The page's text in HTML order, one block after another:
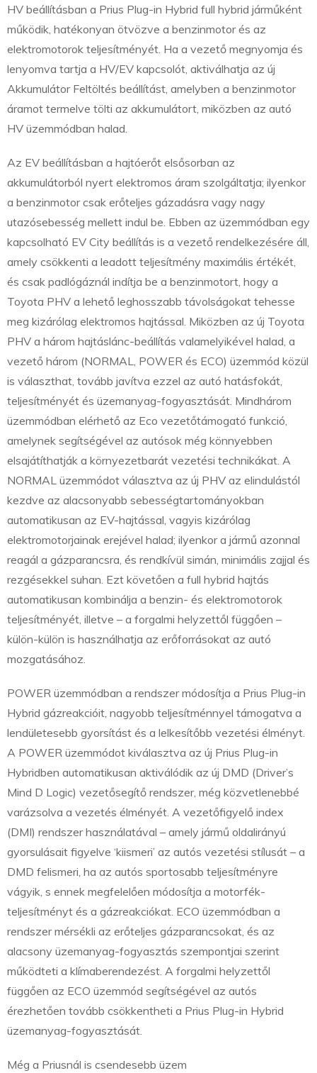
HV beállításban a Prius Plug-in Hybrid full hybrid járműként
működik, hatékonyan ötvözve a benzinmotor és az
elektromotorok teljesítményét. Ha a vezető megnyomja és
lenyomva tartja a HV/EV kapcsolót, aktiválhatja az új
Akkumulátor Feltöltés beállítást, amelyben a benzinmotor
áramot termelve tölti az akkumulátort, miközben az autó
HV üzemmódban halad.
Az EV beállításban a hajtóerőt elsősorban az
akkumulátorból nyert elektromos áram szolgáltatja; ilyenkor
a benzinmotor csak erőteljes gázadásra vagy nagy
utazósebesség mellett indul be. Ebben az üzemmódban egy
kapcsolható EV City beállítás is a vezető rendelkezésére áll,
amely csökkenti a leadott teljesítmény maximális értékét,
és csak padlógáznál indítja be a benzinmotort, hogy a
Toyota PHV a lehető leghosszabb távolságokat tehesse
meg kizárólag elektromos hajtással. Miközben az új Toyota
PHV a három hajtáslánc-beállítás valamelyikével halad, a
vezető három (NORMAL, POWER és ECO) üzemmód közül
is választhat, tovább javítva ezzel az autó hatásfokát,
teljesítményét és üzemanyag-fogyasztását. Mindhárom
üzemmódban elérhető az Eco vezetőtámogató funkció,
amelynek segítségével az autósok még könnyebben
elsajátíthatják a környezetbarát vezetési technikákat. A
NORMAL üzemmódot választva az új PHV az elindulástól
kezdve az alacsonyabb sebességtartományokban
automatikusan az EV-hajtással, vagyis kizárólag
elektromotorjainak erejével halad; ilyenkor a jármű azonnal
reagál a gázparancsra, és rendkívül simán, minimális zajjal és
rezgésekkel suhan. Ezt követően a full hybrid hajtás
automatikusan kombinálja a benzin- és elektromotorok
teljesítményét, illetve – a forgalmi helyzettől függően –
külön-külön is használhatja az erőforrásokat az autó
mozgatásához.
POWER üzemmódban a rendszer módosítja a Prius Plug-in
Hybrid gázreakcióit, nagyobb teljesítménnyel támogatva a
lendületesebb gyorsítást és a lelkesítőbb vezetési élményt.
A POWER üzemmódot kiválasztva az új Prius Plug-in
Hybridben automatikusan aktiválódik az új DMD (Driver’s
Mind D Logic) vezetősegítő rendszer, még közvetlenebbé
varázsolva a vezetés élményét. A vezetőfigyelő index
(DMI) rendszer használatával – amely jármű oldalirányú
gyorsulásait figyelve ‘kiismeri’ az autós vezetési stílusát – a
DMD felismeri, ha az autós sportosabb teljesítményre
vágyik, s ennek megfelelően módosítja a motorfék-
teljesítményt és a gázreakciókat. ECO üzemmódban a
rendszer mérsékli az erőteljes gázparancsokat, és az
alacsony üzemanyag-fogyasztás szempontjai szerint
működteti a klímaberendezést. A forgalmi helyzettől
függően az ECO üzemmód segítségével az autós
érezhetően tovább csökkentheti a Prius Plug-in Hybrid
üzemanyag-fogyasztását.
Még a Priusnál is csendesebb üzem